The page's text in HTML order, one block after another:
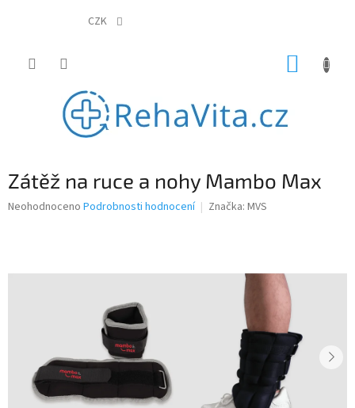
CZK
Zátěž na ruce a nohy Mambo Max
Průměrné
Neohodnoceno Podrobnosti hodnocení Značka: MVS